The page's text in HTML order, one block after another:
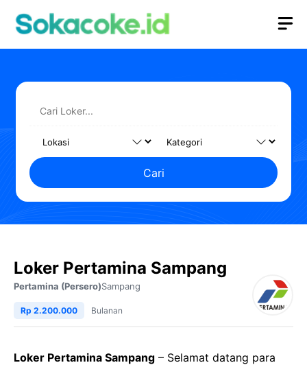
Cari
Loker Pertamina Sampang
Pertamina (Persero)Sampang
Rp 2.200.000 Bulanan
Loker Pertamina Sampang – Selamat datang para